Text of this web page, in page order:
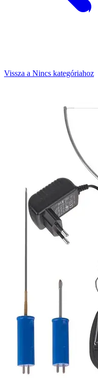
Vissza a Nincs kategóriahoz